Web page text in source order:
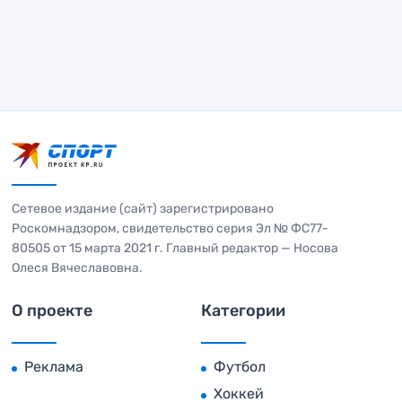
Сетевое издание (сайт) зарегистрировано
Роскомнадзором, свидетельство серия Эл № ФС77-
80505 от 15 марта 2021 г. Главный редактор — Носова
Олеся Вячеславовна.
О проекте
Реклама
Категории
Футбол
Хоккей